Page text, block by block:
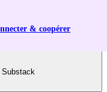
& coopérer
Substack